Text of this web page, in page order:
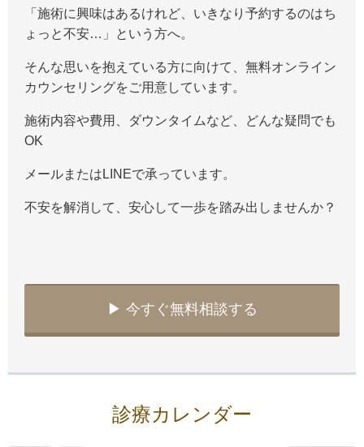
「施術に興味はあるけれど、いきなり予約するのはち
ょっと不安…」という方へ。
そんな思いを抱えている方に向けて、無料オンライン
カウンセリングをご用意しています。
施術内容や費用、ダウンタイムなど、どんな疑問でも
OK
メールまたはLINEで承っています。
不安を解消して、安心して一歩を踏み出しませんか？
▶︎ 今すぐ無料相談する
診療カレンダー